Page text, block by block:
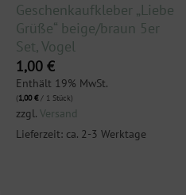
Geschenkaufkleber „Liebe
Grüße“ beige/braun 5er
Set, Vogel
1,00 €
Enthält 19% MwSt.
(1,00€/ 1 Stück)
zzgl. Versand
Lieferzeit: ca. 2-3 Werktage